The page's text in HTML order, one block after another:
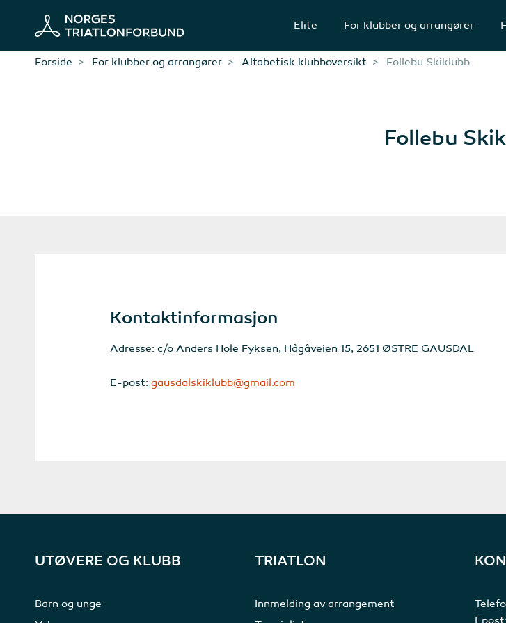
Elite For klubber og arrangører
Forside For klubber og arrangører Alfabetisk klubboversikt Follebu Skiklubb
Follebu
Kontaktinformasjon
Adresse: c/o Anders Hole Fyksen, Hågåveien 15, 2651 ØSTRE GAUSDAL
E-post: gausdalskiklubb@gmail.com
UTØVERE OG KLUBB
Barn og unge
TRIATLON
Innmelding av arrangement
Epost: